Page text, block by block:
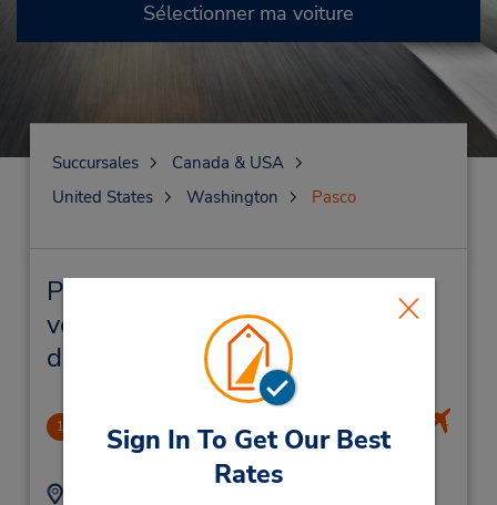
Sign In To Get Our Best
Rates
Sélectionner ma voiture
Succursales
Canada & USA
United States
Washington Pasco
Pasco Succursales près de chez
vous et succursales de location
de véhicule
1 Tri-Cities Airport
2.91 mille
Adresse :